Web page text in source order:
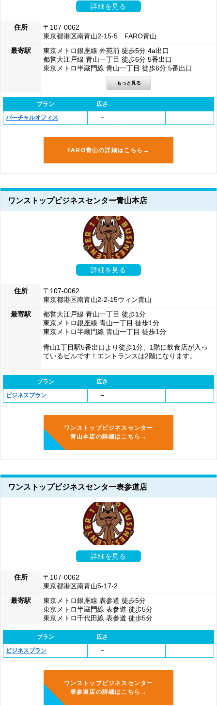
詳細を見る
住所
〒107-0062
東京都港区南青山2-15-5 FARO青山
最寄駅
東京メトロ銀座線 外苑前 徒歩5分 4a出口
都営大江戸線 青山一丁目 徒歩6分 5番出口
東京メトロ半蔵門線 青山一丁目 徒歩6分 5番出口
プラン
広さ
バーチャルオフィス
－
FARO青山の詳細はこちら→
ワンストップビジネスセンター青山本店
詳細を見る
住所
〒107-0062
東京都港区南青山2-2-15ウィン青山
最寄駅
都営大江戸線 青山一丁目 徒歩1分
東京メトロ銀座線 青山一丁目 徒歩1分
東京メトロ半蔵門線 青山一丁目 徒歩1分
青山1丁目駅5番出口より徒歩1分、1階に飲食店が入っ
ているビルです！エントランスは2階になります。
プラン
広さ
ビジネスプラン
－
ワンストップビジネスセンター
青山本店の詳細はこちら→
ワンストップビジネスセンター表参道店
詳細を見る
住所
〒107-0062
東京都港区南青山5-17-2
最寄駅
東京メトロ銀座線 表参道 徒歩5分
東京メトロ半蔵門線 表参道 徒歩5分
東京メトロ千代田線 表参道 徒歩5分
プラン
広さ
ビジネスプラン
－
ワンストップビジネスセンター
表参道店の詳細はこちら→